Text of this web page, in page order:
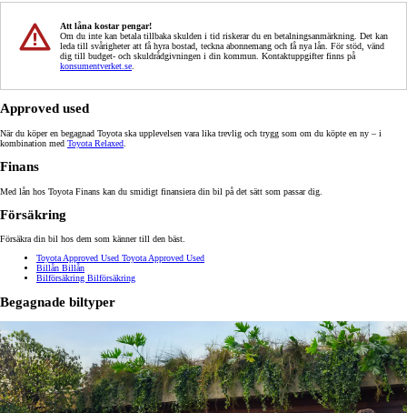
Att låna kostar pengar!
Om du inte kan betala tillbaka skulden i tid riskerar du en betalningsanmärkning. Det kan
leda till svårigheter att få hyra bostad, teckna abonnemang och få nya lån. För stöd, vänd
dig till budget- och skuldrådgivningen i din kommun. Kontaktuppgifter finns på
konsumentverket.se
Approved used
När du köper en begagnad Toyota ska upplevelsen vara lika trevlig och trygg som om du köpte en ny – i
kombination med Toyota Relaxed
Finans
Med lån hos Toyota Finans kan du smidigt finansiera din bil på det sätt som passar dig.
Försäkring
Försäkra din bil hos dem som känner till den bäst.
Toyota Approved Used Toyota Approved Used
Billån Billån
Bilförsäkring Bilförsäkring
Begagnade biltyper